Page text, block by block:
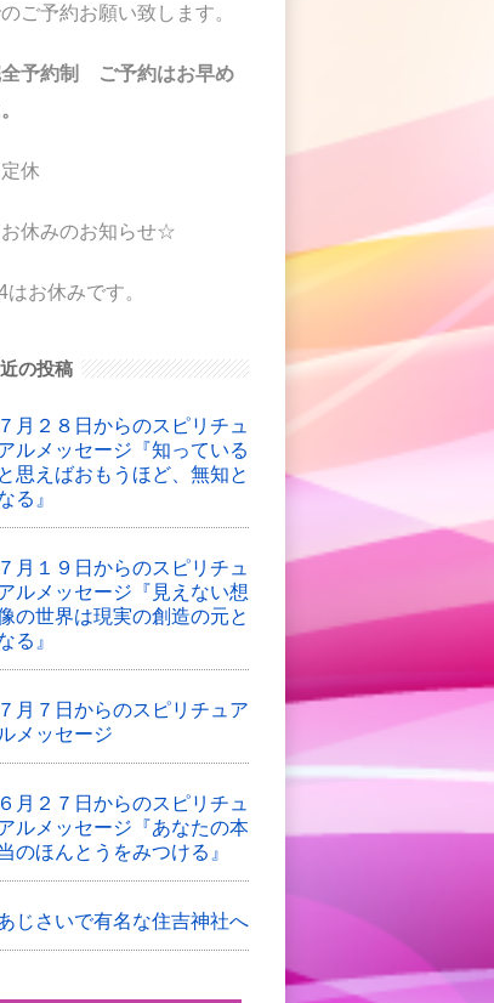
ご予約お願い致します。
全予約制 ご予約はお早め
休
休みのお知らせ☆
はお休みです。
の投稿
７月２８日からのスピリチュ
ルメッセージ『知っている
と思えばおもうほど、無知と
る』
７月１９日からのスピリチュ
ルメッセージ『見えない想
の世界は現実の創造の元と
る』
７月７日からのスピリチュア
ルメッセージ
６月２７日からのスピリチュ
ルメッセージ『あなたの本
のほんとうをみつける』
じさいで有名な住吉神社へ